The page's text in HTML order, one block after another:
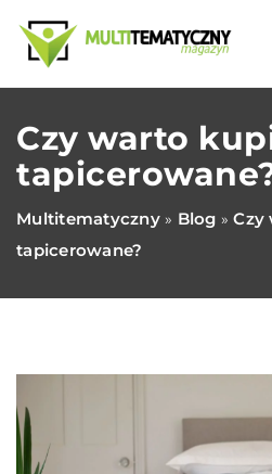
Czy warto
Multitematyczny» Blog »Czy
tapicerowane?